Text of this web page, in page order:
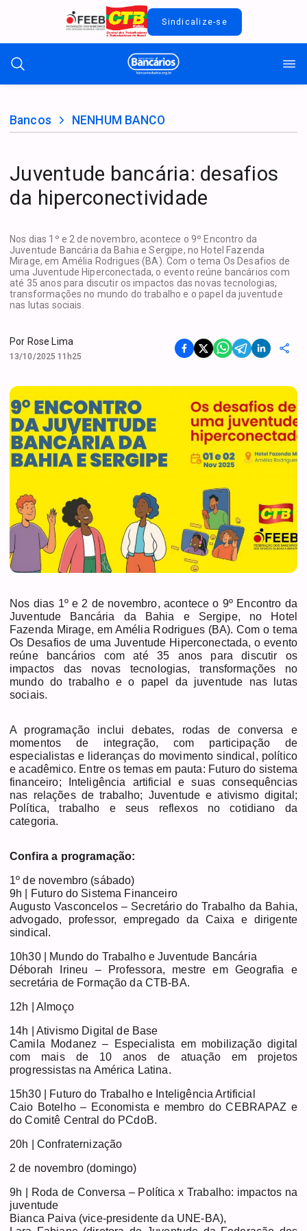
Sindicalize-se
Bancos NENHUM BANCO
Juventude bancária: desafios
da hiperconectividade
Nos dias 1º e 2 de novembro, acontece o 9º Encontro da
Juventude Bancária da Bahia e Sergipe, no Hotel Fazenda
Mirage, em Amélia Rodrigues (BA). Com o tema Os Desafios de
uma Juventude Hiperconectada, o evento reúne bancários com
até 35 anos para discutir os impactos das novas tecnologias,
transformações no mundo do trabalho e o papel da juventude
nas lutas sociais.
Por Rose Lima
13/10/2025 11h25
Nos dias 1º e 2 de novembro, acontece o 9º Encontro da
Juventude Bancária da Bahia e Sergipe, no Hotel
Fazenda Mirage, em Amélia Rodrigues (BA). Com o tema
Os Desafios de uma Juventude Hiperconectada, o evento
reúne bancários com até 35 anos para discutir os
impactos das novas tecnologias, transformações no
mundo do trabalho e o papel da juventude nas lutas
sociais.
A programação inclui debates, rodas de conversa e
momentos de integração, com participação de
especialistas e lideranças do movimento sindical, político
e acadêmico. Entre os temas em pauta: Futuro do sistema
financeiro; Inteligência artificial e suas consequências
nas relações de trabalho; Juventude e ativismo digital;
Política, trabalho e seus reflexos no cotidiano da
categoria.
Confira a programação:
1º de novembro (sábado)
9h | Futuro do Sistema Financeiro
Augusto Vasconcelos – Secretário do Trabalho da Bahia,
advogado, professor, empregado da Caixa e dirigente
sindical.
10h30 | Mundo do Trabalho e Juventude Bancária
Déborah Irineu – Professora, mestre em Geografia e
secretária de Formação da CTB-BA.
12h | Almoço
14h | Ativismo Digital de Base
Camila Modanez – Especialista em mobilização digital
com mais de 10 anos de atuação em projetos
progressistas na América Latina.
15h30 | Futuro do Trabalho e Inteligência Artificial
Caio Botelho – Economista e membro do CEBRAPAZ e
do Comitê Central do PCdoB.
20h | Confraternização
2 de novembro (domingo)
9h | Roda de Conversa – Política x Trabalho: impactos na
juventude
Bianca Paiva (vice-presidente da UNE-BA),